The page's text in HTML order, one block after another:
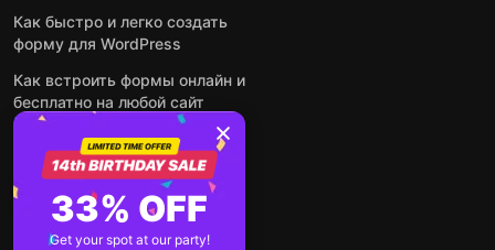
Как быстро и легко создать
форму для WordPress
Как встроить формы онлайн и
бесплатно на любой сайт
Как встроить ленту Instagram
на сайт
Как добавить чат-бота на
основе искусственного
интеллекта на свой сайт
33% OFF
Get your spot at our party!